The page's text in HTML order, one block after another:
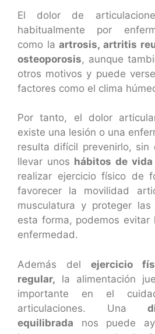
El dolor de
habitualmente por
como laartrosis, artritis
osteoporosis, aunque
otros motivos y puede
factores como el clima
Por tanto, el dolor
existe una lesión o una
resulta difícil prevenirlo, sin
llevar unos hábitos de vida
realizar ejercicio físico de
favorecer la movilidad
musculatura y proteger las
esta forma, podemos evitar
enfermedad.
Además del ejercicio
regular, la alimentación
importante en el
articulaciones. Una
equilibrada nos puede